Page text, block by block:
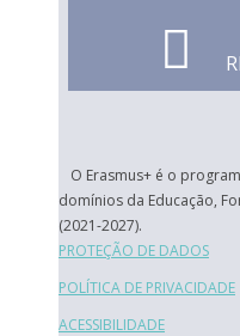
O Erasmus+ é o
domínios da Educação,
(2021-2027).
PROTEÇÃO DE DADOS
POLÍTICA DE PRIVACIDADE
ACESSIBILIDADE